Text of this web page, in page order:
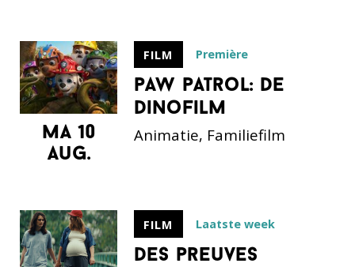
paw patrol: de
dinofilm
FILM Première
Animatie, Familiefilm
ma 10
aug.
des preuves
FILM Laatste week